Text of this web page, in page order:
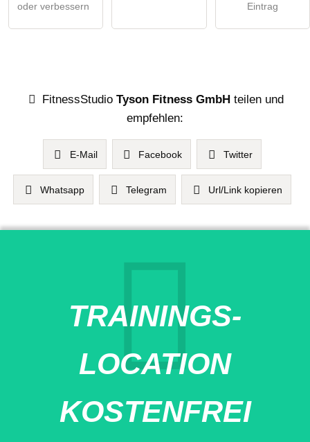
oder verbessern
Eintrag
FitnessStudioTyson Fitness GmbH teilen und
empfehlen:
E-Mail Facebook Twitter
Whatsapp Telegram Url/Link kopieren
TRAININGS-
LOCATION
KOSTENFREI